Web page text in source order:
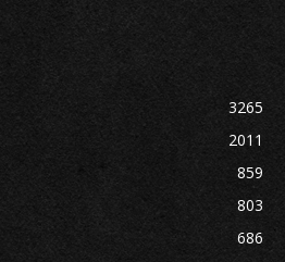
3265
2011
859
803
686